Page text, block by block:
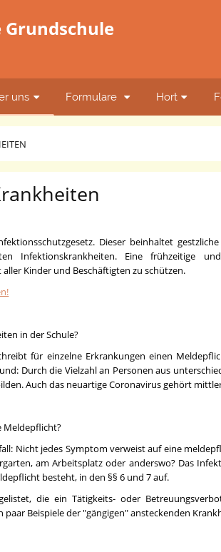
uns Formulare Hort
Dieser beinhaltet
Infektionskrankheiten. Eine frühzeitige
Kinder und Beschäftigten zu schützen.
in der Schule?
für einzelne Erkrankungen einen
Durch die Vielzahl an Personen aus
Auch das neuartige Coronavirus gehört
Meldepflicht?
Nicht jedes Symptom verweist auf eine
am Arbeitsplatz oder anderswo? Das
besteht, in den §§ 6 und 7 auf.
die ein Tätigkeits- oder
Beispiele der "gängigen" ansteckenden